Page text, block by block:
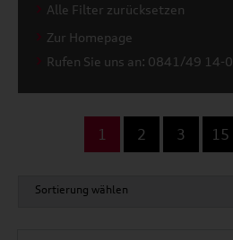
Alle Filter zurücksetzen
Zur Homepage
Rufen Sie uns an: 0841/49 14-0
1 2 3 15